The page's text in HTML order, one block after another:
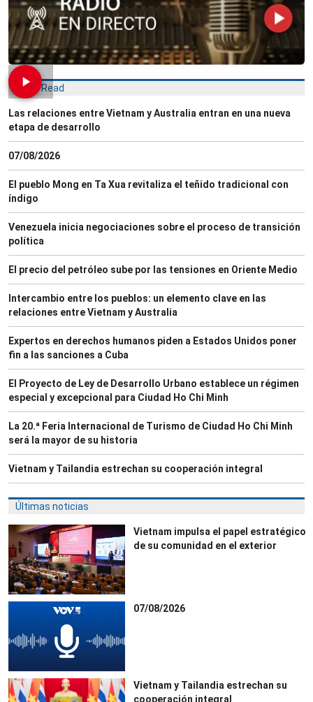
Most Read
Las relaciones entre Vietnam y Australia entran en una nueva
etapa de desarrollo
07/08/2026
El pueblo Mong en Ta Xua revitaliza el teñido tradicional con
índigo
Venezuela inicia negociaciones sobre el proceso de transición
política
El precio del petróleo sube por las tensiones en Oriente Medio
Intercambio entre los pueblos: un elemento clave en las
relaciones entre Vietnam y Australia
Expertos en derechos humanos piden a Estados Unidos poner
fin a las sanciones a Cuba
El Proyecto de Ley de Desarrollo Urbano establece un régimen
especial y excepcional para Ciudad Ho Chi Minh
La 20.ª Feria Internacional de Turismo de Ciudad Ho Chi Minh
será la mayor de su historia
Vietnam y Tailandia estrechan su cooperación integral
Últimas noticias
Vietnam impulsa el papel estratégico
de su comunidad en el exterior
07/08/2026
Vietnam y Tailandia estrechan su
cooperación integral